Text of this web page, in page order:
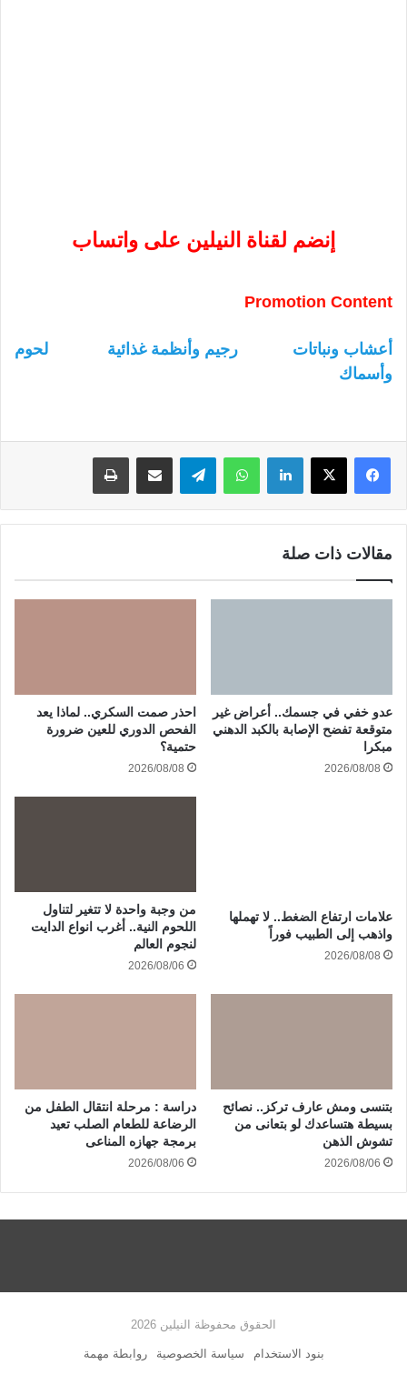
إنضم لقناة النيلين على واتساب
Promotion Content
أعشاب ونباتات رجيم وأنظمة غذائية
لحوم
وأسماك
لينكدإن واتساب
مقالات ذات صلة
عدو خفي في جسمك.. أعراض غير
متوقعة تفضح الإصابة بالكبد الدهني
مبكرا
2026/08/08
احذر صمت السكري.. لماذا يعد
الفحص الدوري للعين ضرورة
حتمية؟
2026/08/08
علامات ارتفاع الضغط.. لا تهملها
واذهب إلى الطبيب فوراً
2026/08/08
من وجبة واحدة لا تتغير لتناول
اللحوم النية.. أغرب انواع الدايت
لنجوم العالم
2026/08/06
بتنسى ومش عارف تركز.. نصائح
بسيطة هتساعدك لو بتعانى من
تشوش الذهن
2026/08/06
دراسة : مرحلة انتقال الطفل من
الرضاعة للطعام الصلب تعيد
برمجة جهازه المناعى
2026/08/06
الحقوق محفوظة النيلين 2026
بنود الاستخدام سياسة الخصوصية روابطة مهمة